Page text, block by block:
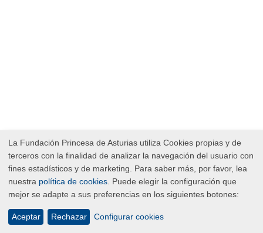
La Fundación Princesa de Asturias utiliza Cookies propias y de
terceros con la finalidad de analizar la navegación del usuario con
fines estadísticos y de marketing. Para saber más, por favor, lea
nuestra política de cookies . Puede elegir la configuración que
mejor se adapte a sus preferencias en los siguientes botones:
Configurar cookies
Rechazar
Aceptar